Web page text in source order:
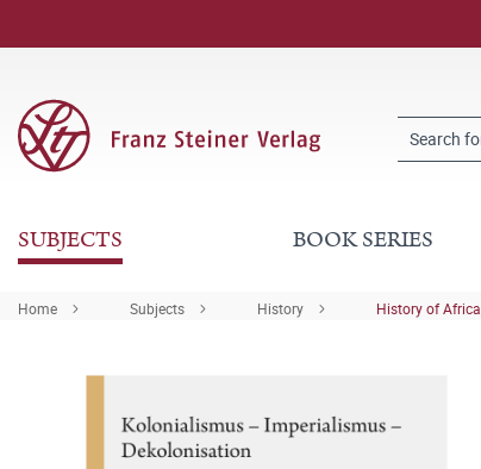
SUBJECTS BOOK SERIES
Home Subjects History History of